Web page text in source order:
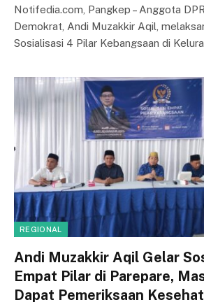
Notifedia.com, Pangkep – Anggota
Demokrat, Andi Muzakkir Aqil,
Sosialisasi 4 Pilar Kebangsaan di
REGIONAL
Andi Muzakkir Aqil Gelar
Empat Pilar di Parepare,
Dapat Pemeriksaan